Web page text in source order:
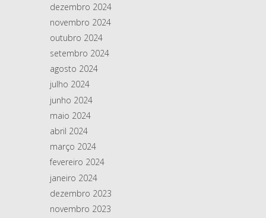
dezembro 2024
novembro 2024
outubro 2024
setembro 2024
agosto 2024
julho 2024
junho 2024
maio 2024
abril 2024
março 2024
fevereiro 2024
janeiro 2024
dezembro 2023
novembro 2023